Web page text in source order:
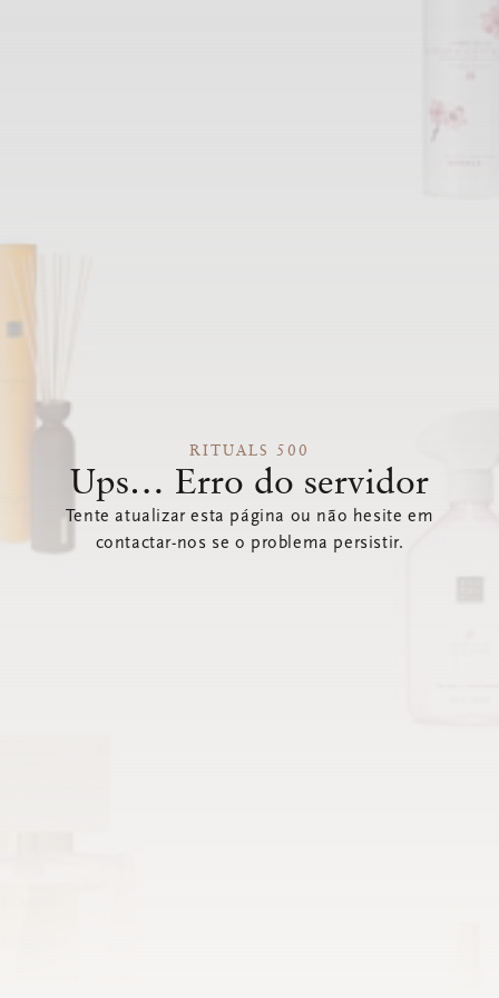
RITUALS 500
Ups… Erro do servidor
Tente atualizar esta página ou não hesite em
contactar-nos se o problema persistir.